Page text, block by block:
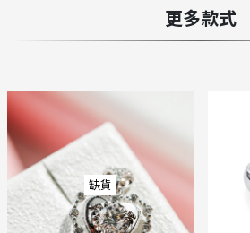
更多款式
缺貨